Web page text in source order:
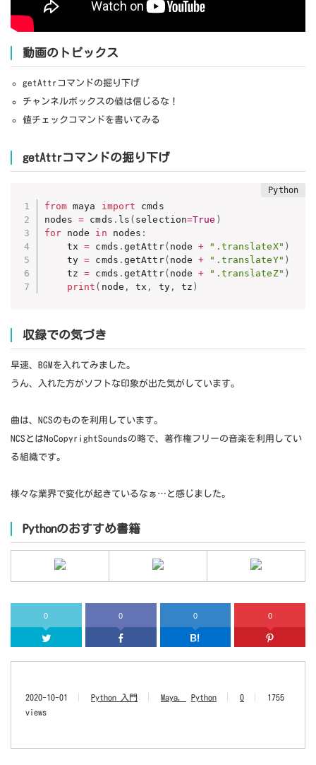
動画のトピックス
getAttrコマンドの掘り下げ
チャンネルボックスの値は信じるな！
値チェックコマンドを書いてみる
getAttrコマンドの掘り下げ
from maya import cmds
nodes = cmds . ls ( selection=True )
for node in nodes :
    tx
= cmds . getAttr( node + ".translateX" )
    ty
= cmds . getAttr( node + ".translateY" )
    tz
= cmds . getAttr( node + ".translateZ" )
print ( node , tx , ty, tz )
収録での気づき
早速、BGMを入れてみました。
うん、入れた方がソフトな印象が出た気がしています。
曲は、NCSのものを利用しています。
NCSとはNoCopyrightSoundsの略で、著作権フリーの音楽を利用してい
る組織です。
様々な業界で変化が起きているなぁ…と感じました。
Pythonのおすすめ書籍
0
Twitter
0
Facebook
0
はてなブッ
0
2020-10-01 Python 入門 Maya Python 0
1755
views